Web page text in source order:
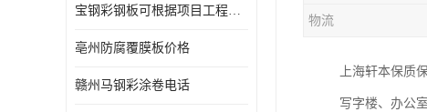
宝钢彩钢板可根据项目工程定制
亳州防腐覆膜板价格
赣州马钢彩涂卷电话
物流
上海轩本保质
写字楼、办公